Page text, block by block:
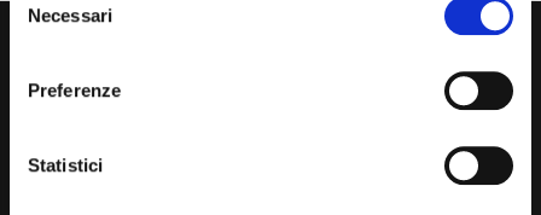
mera chiusura del banner non comporta l’accettazione
tutti” o selezionando le diverse categorie di cookies
Selection
Necessari
Preferenze
Statistici